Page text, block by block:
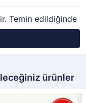
Temin edildiğinde
ürünler